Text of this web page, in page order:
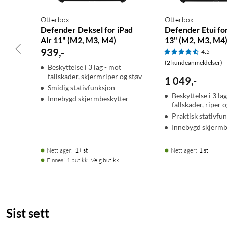
Otterbox
Defender Deksel for iPad
Air 11" (M2, M3, M4)
939,-
Beskyttelse i 3 lag - mot
fallskader, skjermriper og støv
Smidig stativfunksjon
Innebygd skjermbeskytter
Nettlager: 1+ st
Finnes i 1 butikk. Velg butikk
Otterbox
Defender Etui
13" (M2, M3, M4)
4.5
(2 kundeanmeldelser)
1 049,-
Beskyttelse i 3
fallskader, riper
Praktisk
Innebygd
Nettlager: 1 st
Sist sett